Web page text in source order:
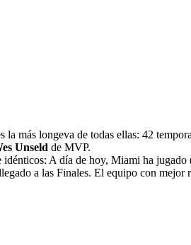
más longeva de todas ellas: 42
Unseld de MVP.
A día de hoy, Miami ha
a las Finales. El equipo con